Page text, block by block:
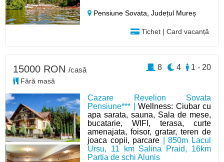
Pensiune Sovata,Județul Mureș
Tichet | Card vacanță
Cazare Revelion Sovata
Pensiune*** |Wellness: Ciubar cu
apa sarata, sauna, Sala de mese,
bucatarie, WIFI, terasa, curte
amenajata, foisor, gratar, teren de
joaca copii, parcare | 850m Lacul
Ursu, 11 km Salina Praid, 16km
Partia de schi Alunis
15000 RON /casă
Fără masă
1 - 20
4
8